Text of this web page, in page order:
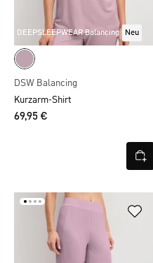
DEEPSLEEPWEAR Balancing Neu
DSW Balancing
Kurzarm-Shirt
69,95 €